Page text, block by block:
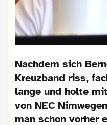
Nachdem sich
Kreuzband riss,
lange und holte
von NEC
man schon vorher